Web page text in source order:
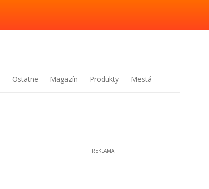
Ostatne Magazín Produkty Mestá
REKLAMA